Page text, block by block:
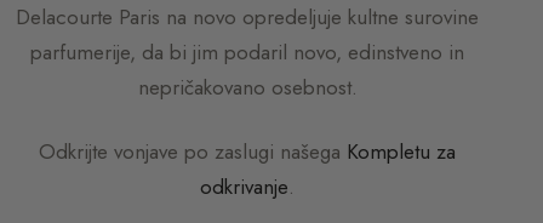
Delacourte Paris na novo opredeljuje kultne surovine
parfumerije, da bi jim podaril novo, edinstveno in
nepričakovano osebnost.
Odkrijte vonjave po zaslugi našega Kompletu za
odkrivanje.